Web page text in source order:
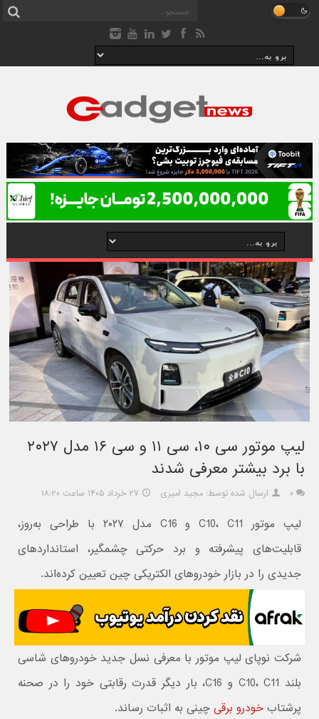
لیپ موتور سی ۱۰، سی ۱۱ و سی ۱۶ مدل ۲۰۲۷
با برد بیشتر معرفی شدند
۰ ارسال شده توسط: مجید امیری ۲۷ خرداد ۱۴۰۵ ساعت ۱۸:۲۰
لیپ موتور C10، C11 و C16 مدل ۲۰۲۷ با طراحی به‌روز،
قابلیت‌های پیشرفته و برد حرکتی چشمگیر، استانداردهای
جدیدی را در بازار خودروهای الکتریکی چین تعیین کرده‌اند.
شرکت نوپای لیپ موتور با معرفی نسل جدید خودروهای شاسی
بلند C10، C11 و C16، بار دیگر قدرت رقابتی خود را در صحنه
پرشتابخودرو برقی چینی به اثبات رساند.